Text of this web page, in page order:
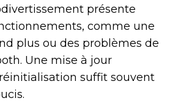
présente
comme une
plus ou des problèmes de
Une mise à jour
suffit souvent